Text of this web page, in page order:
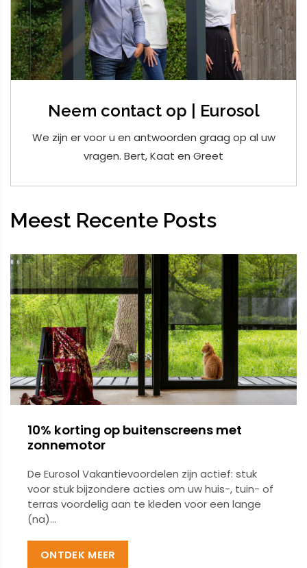
Neem contact op | Eurosol
We zijn er voor u en antwoorden graag op al uw
vragen. Bert, Kaat en Greet
Meest Recente Posts
10% korting op buitenscreens met
zonnemotor
De Eurosol Vakantievoordelen zijn actief: stuk
voor stuk bijzondere acties om uw huis-, tuin- of
terras voordelig aan te kleden voor een lange
(na)...
ONTDEK MEER